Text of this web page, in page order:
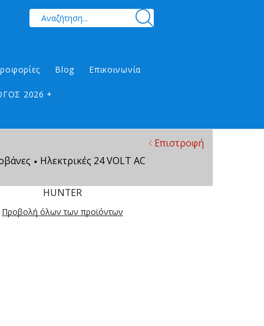
Blog Επικοινωνία
2026 +
• Ηλεκτρικές 24 VOLT AC
Επιστροφή
HUNTER
Προβολή όλων των προϊόντων